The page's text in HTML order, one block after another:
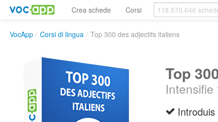
Crea schede Corsi
VocApp / Corsi di lingua / Top 300 des adjectifs italiens
Top